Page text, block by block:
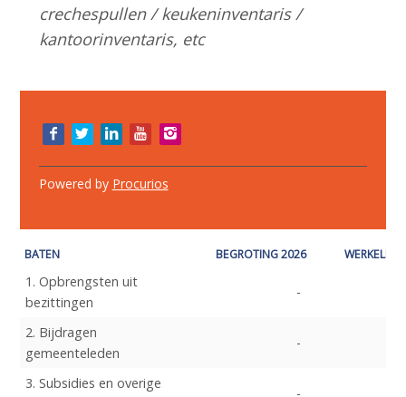
crechespullen / keukeninventaris /
kantoorinventaris, etc
Bezoek
onze
pagina's:
Powered by Procurios
BATEN BEGROTING 2026 WERKELIJK
1. Opbrengsten uit
bezittingen
2. Bijdragen
gemeenteleden
3. Subsidies en overige